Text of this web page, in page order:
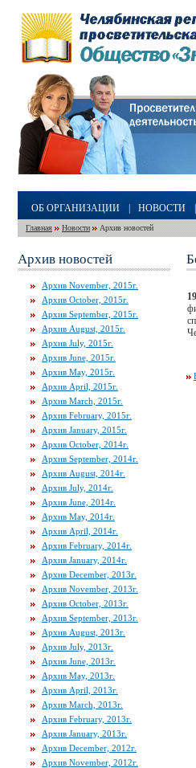
ОБ ОРГАНИЗАЦИИ НОВОСТИ
Главная Новости Архив новостей
Архив новостей
Архив November, 2015г.
Архив October, 2015г.
Архив September, 2015г.
Архив August, 2015г.
Архив July, 2015г.
Архив June, 2015г.
Архив May, 2015г.
Архив April, 2015г.
Архив March, 2015г.
Архив February, 2015г.
Архив January, 2015г.
Архив October, 2014г.
Архив September, 2014г.
Архив August, 2014г.
Архив July, 2014г.
Архив June, 2014г.
Архив May, 2014г.
Архив April, 2014г.
Архив February, 2014г.
Архив January, 2014г.
Архив December, 2013г.
Архив November, 2013г.
Архив October, 2013г.
Архив September, 2013г.
Архив August, 2013г.
Архив July, 2013г.
Архив June, 2013г.
Архив May, 2013г.
Архив April, 2013г.
Архив March, 2013г.
Архив February, 2013г.
Архив January, 2013г.
Архив December, 2012г.
Архив November, 2012г.